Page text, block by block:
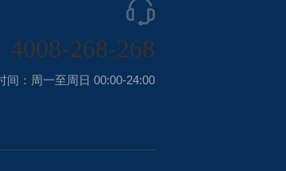
4008-268-268
间：周一至周日 00:00-24:00